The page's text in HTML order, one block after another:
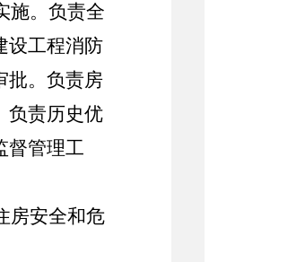
施。负责全
设工程消防
批。负责房
负责历史优
督管理工
房安全和危